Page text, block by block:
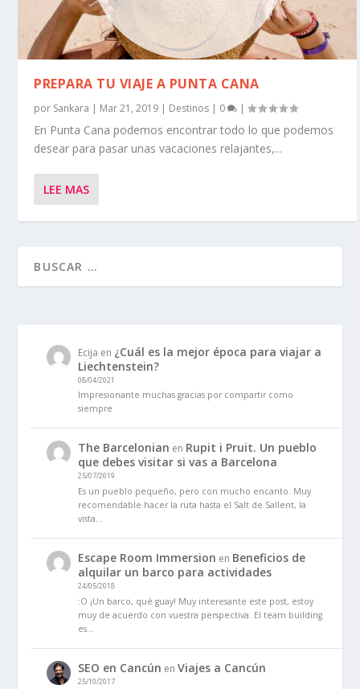
PREPARA TU VIAJE A PUNTA CANA
por Sankara | Mar 21, 2019 | Destinos | 0 |
En Punta Cana podemos encontrar todo lo que podemos
desear para pasar unas vacaciones relajantes,...
LEE MAS
Ecija en ¿Cuál es la mejor época para viajar a
Liechtenstein?
08/04/2021
Impresionante muchas gracias por compartir como
siempre
The Barcelonian en Rupit i Pruit. Un pueblo
que debes visitar si vas a Barcelona
25/07/2019
Es un pueblo pequeño, pero con mucho encanto. Muy
recomendable hacer la ruta hasta el Salt de Sallent, la
vista…
Escape Room Immersion en Beneficios de
alquilar un barco para actividades
24/05/2018
:O ¡Un barco, qué guay! Muy interesante este post, estoy
muy de acuerdo con vuestra perspectiva. El team building
es…
SEO en Cancún enViajes a Cancún
25/10/2017